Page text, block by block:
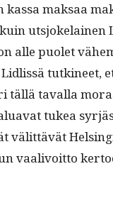
kas­sa mak­saa
utsjoke­lainen
alle puo­let
tutki­neet,
täl­lä taval­la
tukea
välit­tävät
vaalivoit­to